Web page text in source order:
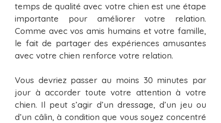
temps de qualité avec votre chien est une étape
importante pour améliorer votre relation.
Comme avec vos amis humains et votre famille,
le fait de partager des expériences amusantes
avec votre chien renforce votre relation.
Vous devriez passer au moins 30 minutes par
jour à accorder toute votre attention à votre
chien. Il peut s’agir d’un dressage, d’un jeu ou
d’un câlin, à condition que vous soyez concentré